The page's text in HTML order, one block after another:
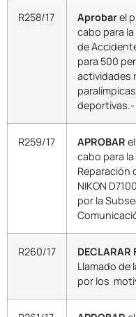
R258/17 Aprobarel
cabo para
de
para 500
actividades
deportivas.-
R259/17 APROBAR
cabo para
Reparación
NIKON
por la
R260/17 DECLARAR
Llamado de
por los